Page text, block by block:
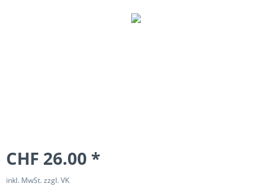
CHF 26.00 *
inkl. MwSt. zzgl. VK